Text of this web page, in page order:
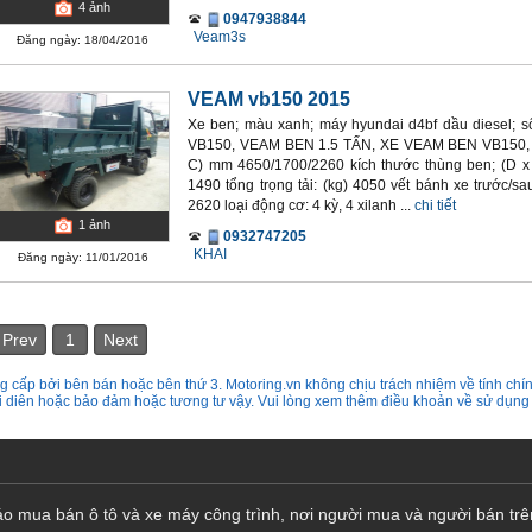
4 ảnh
Đăng ngày: 18/04/2016
0947938844
Veam3s
1 ảnh
Đăng ngày: 11/01/2016
VEAM vb150 2015
Xe ben; màu xanh; máy hyundai d4bf dầu diesel;
VB150, VEAM BEN 1.5 TẤN, XE VEAM BEN
C) mm 4650/1700/2260 kích thước thùng ben; (D
1490 tổng trọng tải: (kg) 4050 vết bánh xe trước/
2620 loại động cơ: 4 kỳ, 4 xilanh ... chi tiết
0932747205
KHAI
Prev 1 Next
cấp bởi bên bán hoặc bên thứ 3. Motoring.vn không chịu trách nhiệm về tính
hoặc bảo đảm hoặc tương tư vậy. Vui lòng xem thêm điều khoản về sử
mua bán ô tô và xe máy công trình, nơi người mua và người bán